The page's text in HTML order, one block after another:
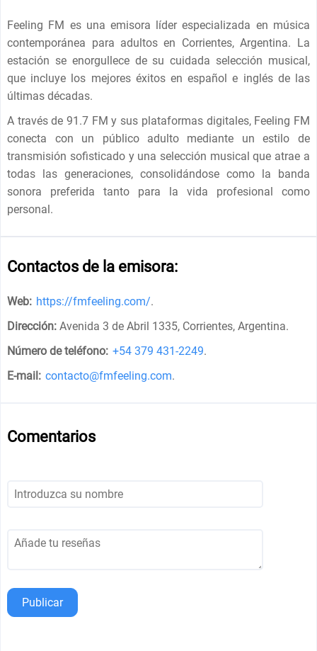
Feeling FM es una emisora ​​líder especializada en música
contemporánea para adultos en Corrientes, Argentina. La
estación se enorgullece de su cuidada selección musical,
que incluye los mejores éxitos en español e inglés de las
últimas décadas.
A través de 91.7 FM y sus plataformas digitales, Feeling FM
conecta con un público adulto mediante un estilo de
transmisión sofisticado y una selección musical que atrae a
todas las generaciones, consolidándose como la banda
sonora preferida tanto para la vida profesional como
personal.
Contactos de la emisora:
Web: https://fmfeeling.com/.
Dirección: Avenida 3 de Abril 1335, Corrientes, Argentina.
Número de teléfono: +54 379 431-2249.
E-mail: contacto@fmfeeling.com.
Comentarios
Publicar